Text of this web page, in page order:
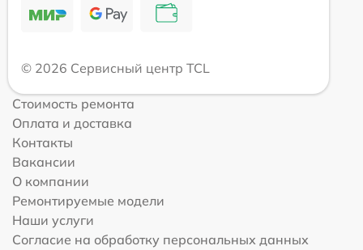
© 2026 Сервисный центр TCL
Стоимость ремонта
Оплата и доставка
Контакты
Вакансии
О компании
Ремонтируемые модели
Наши услуги
Согласие на обработку персональных данных